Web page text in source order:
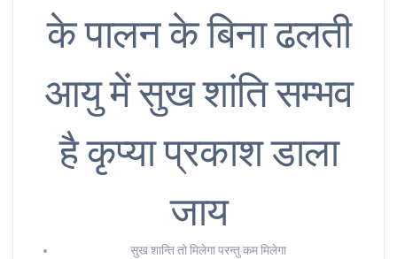
के पालन के बिना ढलती
आयु में सुख शांति सम्भव
है कृप्या प्रकाश डाला
जाय
सुख शान्ति तो मिलेगा परन्तु कम मिलेगा